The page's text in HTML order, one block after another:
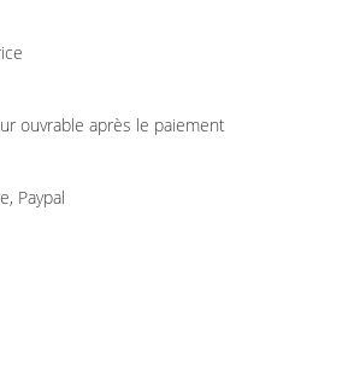
ouvrable après le paiement
Paypal